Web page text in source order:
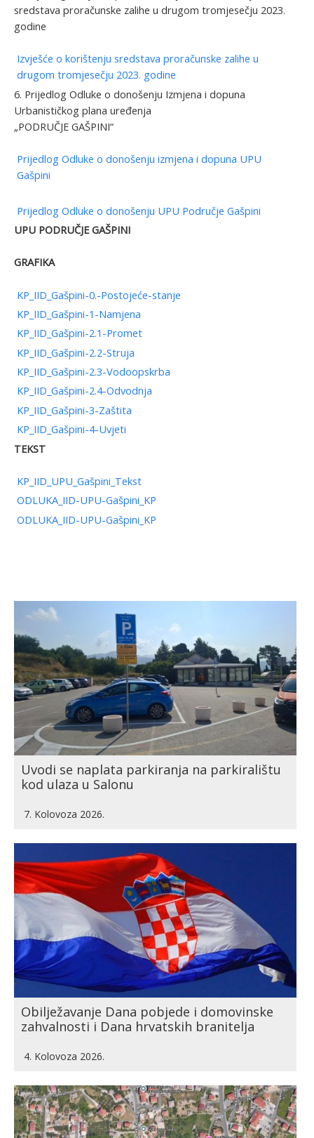
sredstava proračunske zalihe u drugom tromjesečju 2023.
godine
Izvješće o korištenju sredstava proračunske zalihe u
drugom tromjesečju 2023. godine
6. Prijedlog Odluke o donošenju Izmjena i dopuna
Urbanističkog plana uređenja
„PODRUČJE GAŠPINI“
Prijedlog Odluke o donošenju izmjena i dopuna UPU
Gašpini
Prijedlog Odluke o donošenju UPU Područje Gašpini
UPU PODRUČJE GAŠPINI
GRAFIKA
KP_IID_Gašpini-0.-Postojeće-stanje
KP_IID_Gašpini-1-Namjena
KP_IID_Gašpini-2.1-Promet
KP_IID_Gašpini-2.2-Struja
KP_IID_Gašpini-2.3-Vodoopskrba
KP_IID_Gašpini-2.4-Odvodnja
KP_IID_Gašpini-3-Zaštita
KP_IID_Gašpini-4-Uvjeti
TEKST
KP_IID_UPU_Gašpini_Tekst
ODLUKA_IID-UPU-Gašpini_KP
ODLUKA_IID-UPU-Gašpini_KP
Uvodi se naplata parkiranja na parkiralištu
kod ulaza u Salonu
7. Kolovoza 2026.
Obilježavanje Dana pobjede i domovinske
zahvalnosti i Dana hrvatskih branitelja
4. Kolovoza 2026.